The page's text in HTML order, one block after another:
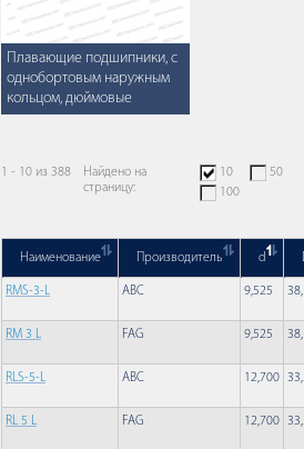
Плавающие подшипники, с
однобортовым наружным
кольцом, дюймовые
1 - 10 из 388
Найдено на
страницу:
10
50
100
Наименование Производитель d
RMS-3-L ABC 9,525
RM 3 L FAG 9,525
RLS-5-L ABC 12,700
RL 5 L FAG 12,700